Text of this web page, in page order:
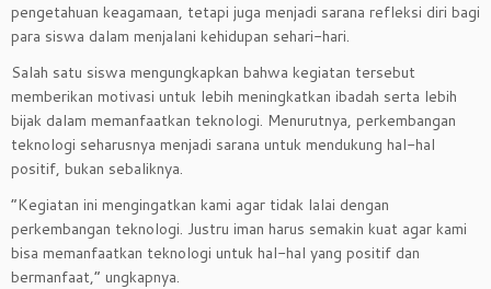
pengetahuan keagamaan, tetapi juga menjadi sarana refleksi diri bagi
para siswa dalam menjalani kehidupan sehari-hari.
Salah satu siswa mengungkapkan bahwa kegiatan tersebut
memberikan motivasi untuk lebih meningkatkan ibadah serta lebih
bijak dalam memanfaatkan teknologi. Menurutnya, perkembangan
teknologi seharusnya menjadi sarana untuk mendukung hal-hal
positif, bukan sebaliknya.
“Kegiatan ini mengingatkan kami agar tidak lalai dengan
perkembangan teknologi. Justru iman harus semakin kuat agar kami
bisa memanfaatkan teknologi untuk hal-hal yang positif dan
bermanfaat,” ungkapnya.